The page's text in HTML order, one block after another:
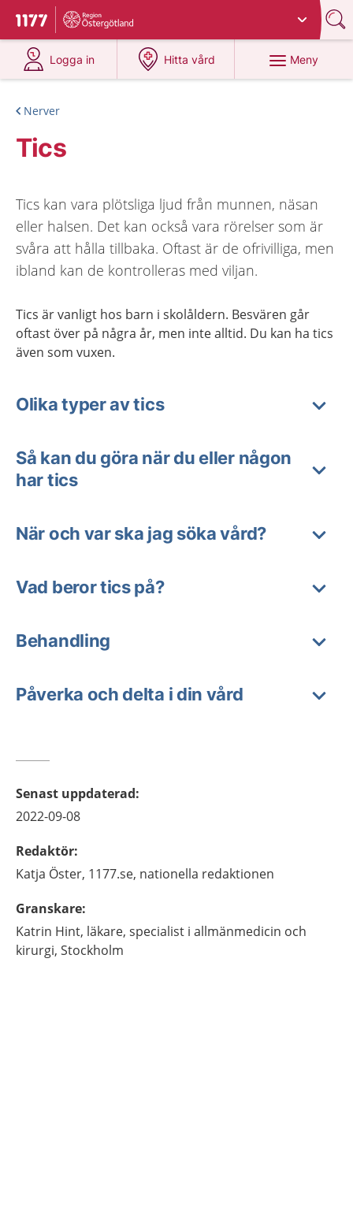
Till startsidan för 1177
Du har valt region
Logga in
på 1177.se
Hitta vård
på 1177.se
Meny
Nerver
Tics
Tics kan vara plötsliga ljud från munnen, näsan
eller halsen. Det kan också vara rörelser som är
svåra att hålla tillbaka. Oftast är de ofrivilliga, men
ibland kan de kontrolleras med viljan.
Tics är vanligt hos barn i skolåldern. Besvären går
oftast över på några år, men inte alltid. Du kan ha tics
även som vuxen.
Olika typer av tics
Så kan du göra när du eller någon
har tics
När och var ska jag söka vård?
Vad beror tics på?
Behandling
Påverka och delta i din vård
Senast uppdaterad:
2022-09-08
Redaktör:
Katja Öster, 1177.se, nationella redaktionen
Granskare:
Katrin Hint, läkare, specialist i allmänmedicin och
kirurgi, Stockholm